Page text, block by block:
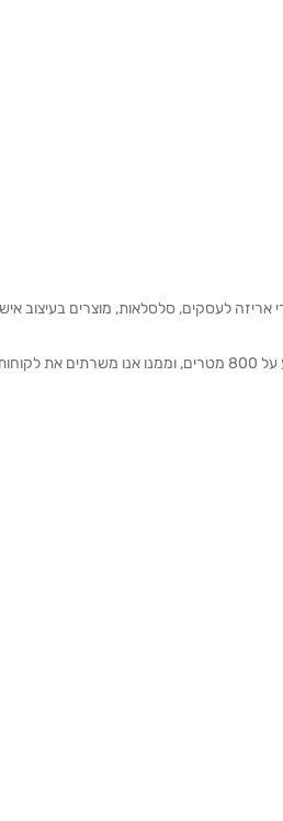
אריזה לעסקים, סלסלאות, מוצרים בעיצוב
אנחנו מזמינים אותכם להתרשם מאולם התצוגה הגדול והמרשים ביותר בצפון המשתרע על 800